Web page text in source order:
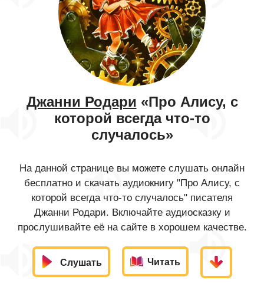
Джанни Родари «Про Алису, с
которой всегда что-то
случалось»
На данной странице вы можете слушать онлайн
бесплатно и скачать аудиокнигу "Про Алису, с
которой всегда что-то случалось" писателя
Джанни Родари. Включайте аудиосказку и
прослушивайте её на сайте в хорошем качестве.
Слушать Читать